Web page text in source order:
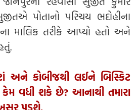
પોતાનો પરિચય ભદોહીના
માલિક તરીકે આપ્યો હતો અને
અને કોબીજથી લઈને બિસ્કિટ
વધી શકે છે? આનાથી તમારા